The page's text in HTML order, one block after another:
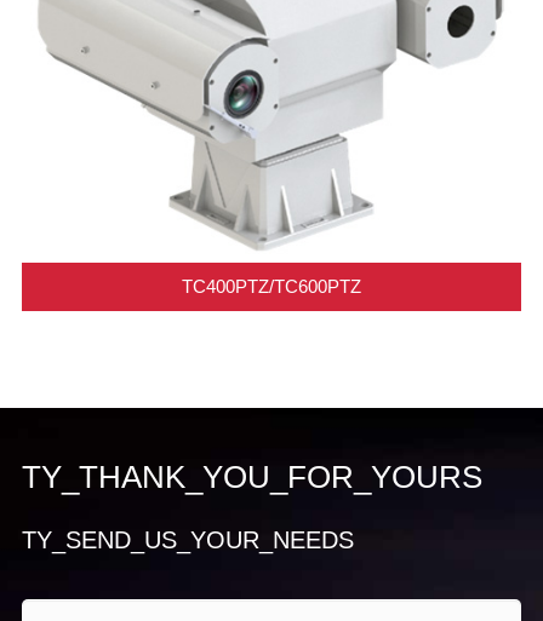
TC400PTZ/TC600PTZ
TY_THANK_YOU_FOR_YOURS
TY_SEND_US_YOUR_NEEDS